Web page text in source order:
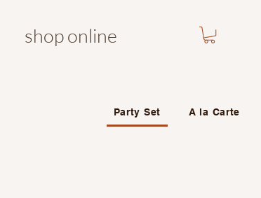
shop online
Party Set A la Carte